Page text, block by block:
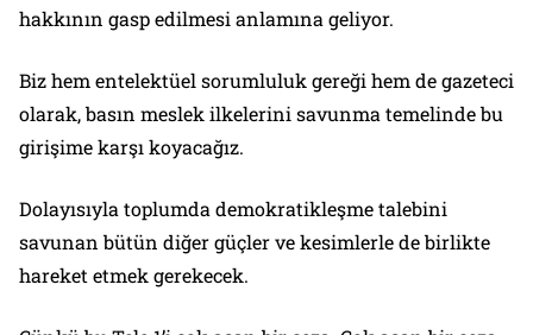
hakkının gasp edilmesi anlamına geliyor.
Biz hem entelektüel sorumluluk gereği hem de gazeteci
olarak, basın meslek ilkelerini savunma temelinde bu
girişime karşı koyacağız.
Dolayısıyla toplumda demokratikleşme talebini
savunan bütün diğer güçler ve kesimlerle de birlikte
hareket etmek gerekecek.